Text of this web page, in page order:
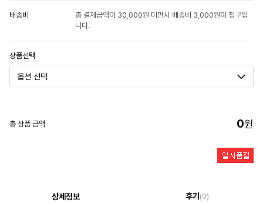
배송비
총 결제금액이 30,000원 미만시 배송비 3,000원이 청구됩
니다.
상품선택
총 상품 금액 0원
상세정보 후기 (0)